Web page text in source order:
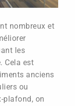
nombreux et
les
Cela est
anciens
ou
plafond, on